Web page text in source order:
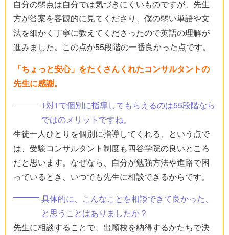
自分の弱点は自分では気づきにくいものですが、先生
方が答案を客観的に見てくださり、僕の弱い単語や文
法を細かく丁寧に教えてくださったので英語の理解が
進みました。この点が55段階の一番良かった点です。
「ちょっと安心」をたくさんくれたコンサルタントの
先生に感謝。
1対1で個別に指導してもらえるのは55段階なら
ではのメリットですね。
生徒一人ひとりを個別に指導してくれる、という点で
は、受験コンサルタント制度も四谷学院の良いところ
だと思います。なぜなら、自分が勉強方法や進路で困
っているとき、いつでも先生に相談できるからです。
具体的に、こんなことを相談できて良かった、
と思うことはありましたか？
先生に相談することで、出願校を納得するかたちで決